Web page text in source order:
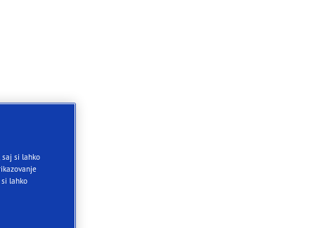
saj si lahko
lahko